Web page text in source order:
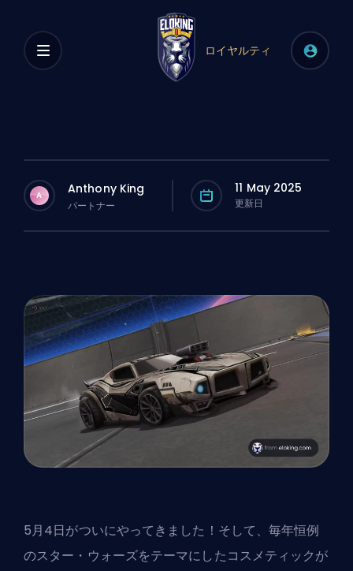
ロイヤルティ
A Anthony King
パートナー
11 May 2025
更新日
5月4日がついにやってきました！そして、毎年恒例
のスター・ウォーズをテーマにしたコスメティックが